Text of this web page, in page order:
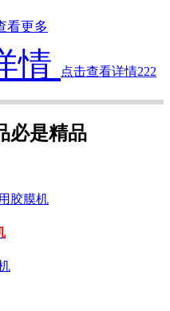
看更多
情 点击查看详情222
必是精品